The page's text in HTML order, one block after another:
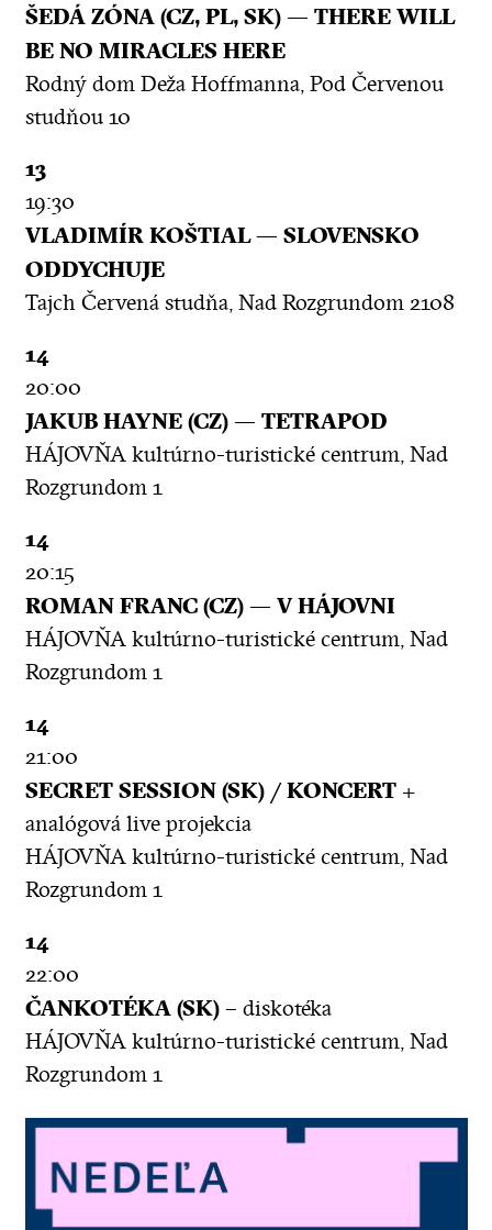
ŠEDÁ ZÓNA (CZ, PL, SK) — THERE WILL
BE NO MIRACLES HERE
Rodný dom Deža Hoffmanna, Pod Červenou
studňou 10
13
19:30
VLADIMÍR KOŠTIAL — SLOVENSKO
ODDYCHUJE
Tajch Červená studňa, Nad Rozgrundom 2108
14
20:00
JAKUB HAYNE (CZ) — TETRAPOD
HÁJOVŇA kultúrno-turistické centrum, Nad
Rozgrundom 1
14
20:15
ROMAN FRANC (CZ) — V HÁJOVNI
HÁJOVŇA kultúrno-turistické centrum, Nad
Rozgrundom 1
14
21:00
SECRET SESSION (SK) / KONCERT+
analógová live projekcia
HÁJOVŇA kultúrno-turistické centrum, Nad
Rozgrundom 1
14
22:00
ČANKOTÉKA (SK)– diskotéka
HÁJOVŇA kultúrno-turistické centrum, Nad
Rozgrundom 1